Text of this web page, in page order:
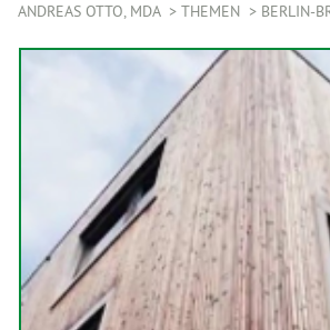
ANDREAS OTTO, MDA THEMEN BERLIN-